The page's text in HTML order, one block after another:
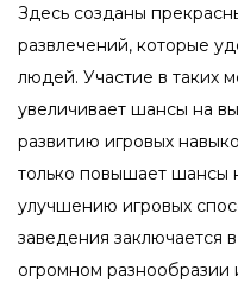
Здесь созданы
развлечений, которые
людей. Участие в таких
увеличивает шансы на
развитию игровых
только повышает шансы
улучшению игровых
заведения заключается
огромном